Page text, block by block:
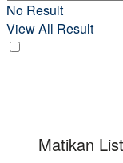
No Result
View All Result
Matikan